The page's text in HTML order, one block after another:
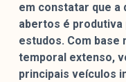
em constatar que a
abertos é produtiva
estudos. Com base
temporal extenso,
principais veículos